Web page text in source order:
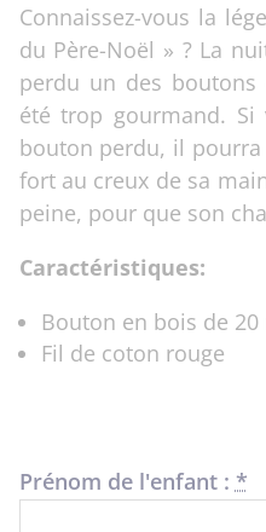
Connaissez-vous la
du Père-Noël » ? La
perdu un des
été trop gourmand.
bouton perdu, il
fort au creux de sa
peine, pour que son
Caractéristiques:
Bouton en bois de 20
Fil de coton rouge
Prénom de l'enfant : *